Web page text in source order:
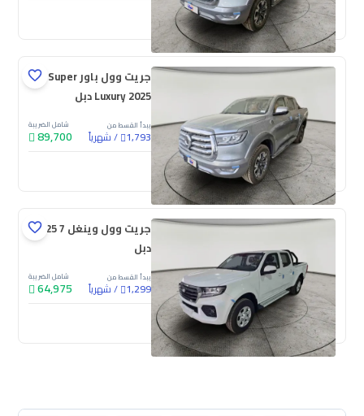
جديدة
جريت وول باور Super
Luxury 2025 دبل
يبدأ القسط من
1,793
/شهرياً
شامل الضريبة
89,700
جديدة
جريت وول وينغل 7 2025
دبل
يبدأ القسط من
1,299
/شهرياً
شامل الضريبة
64,975
جديدة